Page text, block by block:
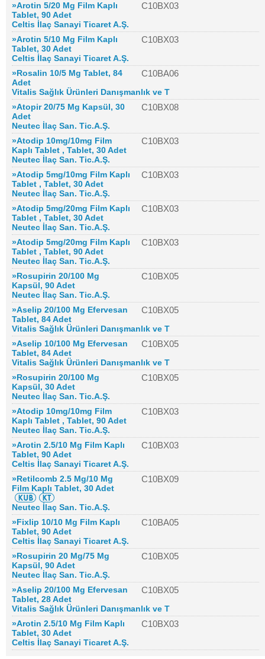
»Arotin 5/20 Mg Film Kaplı
Tablet, 90 Adet
C10BX03
Celtis İlaç Sanayi Ticaret A.Ş.
»Arotin 5/10 Mg Film Kaplı
Tablet, 30 Adet
C10BX03
Celtis İlaç Sanayi Ticaret A.Ş.
»Rosalin 10/5 Mg Tablet, 84
Adet
C10BA06
Vitalis Sağlık Ürünleri Danışmanlık ve T
»Atopir 20/75 Mg Kapsül, 30
Adet
C10BX08
Neutec İlaç San. Tic.A.Ş.
»Atodip 10mg/10mg Film
Kaplı Tablet , Tablet, 30 Adet
C10BX03
Neutec İlaç San. Tic.A.Ş.
»Atodip 5mg/10mg Film Kaplı
Tablet , Tablet, 30 Adet
C10BX03
Neutec İlaç San. Tic.A.Ş.
»Atodip 5mg/20mg Film Kaplı
Tablet , Tablet, 30 Adet
C10BX03
Neutec İlaç San. Tic.A.Ş.
»Atodip 5mg/20mg Film Kaplı
Tablet , Tablet, 90 Adet
C10BX03
Neutec İlaç San. Tic.A.Ş.
»Rosupirin 20/100 Mg
Kapsül, 90 Adet
C10BX05
Neutec İlaç San. Tic.A.Ş.
»Aselip 20/100 Mg Efervesan
Tablet, 84 Adet
C10BX05
Vitalis Sağlık Ürünleri Danışmanlık ve T
»Aselip 10/100 Mg Efervesan
Tablet, 84 Adet
C10BX05
Vitalis Sağlık Ürünleri Danışmanlık ve T
»Rosupirin 20/100 Mg
Kapsül, 30 Adet
C10BX05
Neutec İlaç San. Tic.A.Ş.
»Atodip 10mg/10mg Film
Kaplı Tablet , Tablet, 90 Adet
C10BX03
Neutec İlaç San. Tic.A.Ş.
»Arotin 2.5/10 Mg Film Kaplı
Tablet, 90 Adet
C10BX03
Celtis İlaç Sanayi Ticaret A.Ş.
»Retilcomb 2.5 Mg/10 Mg
Film Kaplı Tablet, 30 Adet
C10BX09
Neutec İlaç San. Tic.A.Ş.
»Fixlip 10/10 Mg Film Kaplı
Tablet, 90 Adet
C10BA05
Celtis İlaç Sanayi Ticaret A.Ş.
»Rosupirin 20 Mg/75 Mg
Kapsül, 90 Adet
C10BX05
Neutec İlaç San. Tic.A.Ş.
»Aselip 20/100 Mg Efervesan
Tablet, 28 Adet
C10BX05
Vitalis Sağlık Ürünleri Danışmanlık ve T
»Arotin 2.5/10 Mg Film Kaplı
Tablet, 30 Adet
C10BX03
Celtis İlaç Sanayi Ticaret A.Ş.